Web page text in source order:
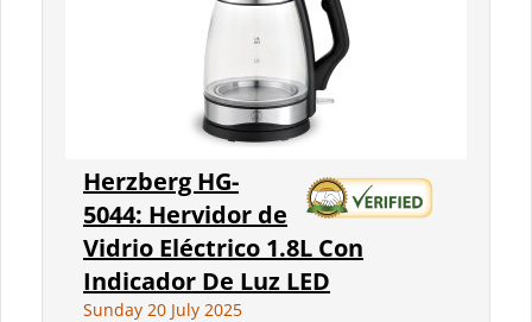
Herzberg HG-
5044: Hervidor de
Vidrio Eléctrico 1.8L Con
Indicador De Luz LED
Sunday 20 July 2025